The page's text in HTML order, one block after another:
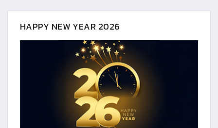
HAPPY NEW YEAR 2026